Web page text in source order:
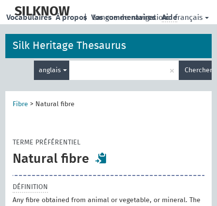
main
SILKNOW | Langue de navigation: français
Vocabulaires À propos Vos commentaires Aide
Silk Heritage Thesaurus
anglais
de
recherche
× Chercher
Fibre > Natural fibre
TERME PRÉFÉRENTIEL
Natural fibre
DÉFINITION
Any fibre obtained from animal or vegetable, or mineral. The